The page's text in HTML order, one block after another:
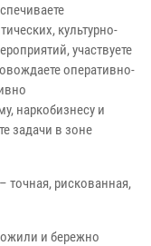
культурно-
участвуете
оперативно-
наркобизнесу и
задачи в зоне
точная, рискованная,
и бережно